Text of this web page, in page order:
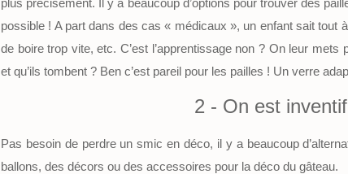
possible ! A part dans des cas « médicaux », un enfant sait tout
de boire trop vite, etc. C’est l’apprentissage non ? On leur
et qu’ils tombent ? Ben c’est pareil pour les pailles ! Un verre
2 - On est
Pas besoin de perdre un smic en déco, il y a beaucoup
ballons, des décors ou des accessoires pour la déco du gâteau.